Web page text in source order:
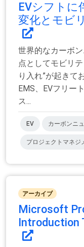
EVシフトに
変化とモビ
世界的なカーボ
点としてモビリ
り入れ”が起きて
EMS、EVフリー
ス...
EV カーボンニ
プロジェクトマネジ
アーカイブ
Microsoft
Introduction